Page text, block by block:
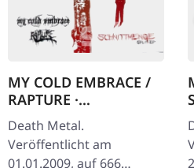
MY COLD EMBRACE /
RAPTURE ·
Schnittmenge Split |
CD
Death Metal.
Veröffentlicht am
01.01.2009, auf 666